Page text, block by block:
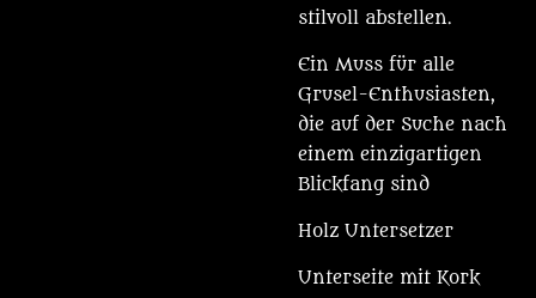
stilvoll abstellen.
Ein Muss für alle
Grusel-Enthusiasten,
die auf der Suche nach
einem einzigartigen
Blickfang sind
Holz Untersetzer
Unterseite mit Kork